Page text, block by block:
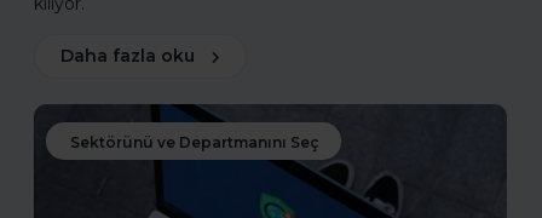
Daha fazla oku
Sektörünü ve Departmanını Seç